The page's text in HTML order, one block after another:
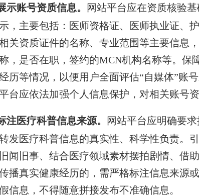
示账号资质信息。
网站平台应在资质核验
，主要包括：医师资格证、医师执业证、
相关资质证件的名称、专业范围等主要信息
，是否在职，签约的MCN机构名称等。保
历等情况，以便用户全面评估“自媒体”账
台应依法加强个人信息保护，对相关账号
注医疗科普信息来源。
网站平台应明确要
发医疗科普信息的真实性、科学性负责。
闻旧事、结合医疗领域素材摆拍剧情、借
播真实健康经历的，需严格标注信息来源
信息，不得随意拼接发布不准确信息。